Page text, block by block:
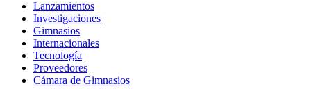
Lanzamientos
Investigaciones
Gimnasios
Internacionales
Tecnología
Proveedores
Cámara de Gimnasios